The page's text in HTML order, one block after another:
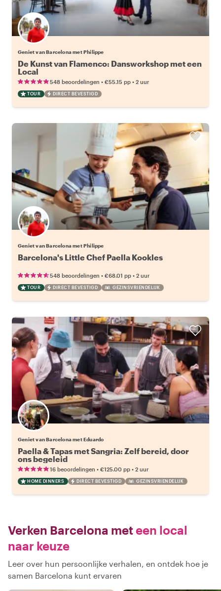
Geniet van Barcelona met Philippe
De Kunst van Flamenco: Dansworkshop met een
Local
548 beoordelingen • €55.15 pp • 2 uur
TOUR DIRECT BEVESTIGD
Geniet van Barcelona met Philippe
Barcelona's Little Chef Paella Kookles
548 beoordelingen • €68.01 pp • 2 uur
TOUR DIRECT BEVESTIGD GEZINSVRIENDELIJK
Geniet van Barcelona met Eduardo
Paella & Tapas met Sangria: Zelf bereid, door
ons begeleid
16 beoordelingen • €125.00 pp • 2 uur
HOME DINNERS DIRECT BEVESTIGD GEZINSVRIENDELIJK
Verken Barcelona meteen local
naar keuze
Leer over hun persoonlijke verhalen, en ontdek hoe je
samen Barcelona kunt ervaren